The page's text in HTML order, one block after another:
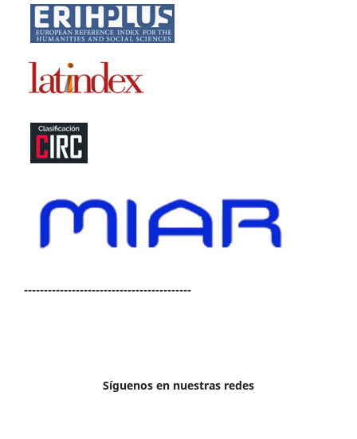
------------------------------------------
Síguenos en nuestras redes